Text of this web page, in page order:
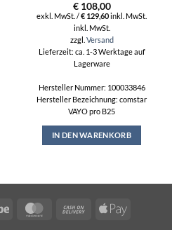
€108,00
exkl. MwSt. /€ 129,60inkl. MwSt.
inkl. MwSt.
zzgl. Versand
Lieferzeit: ca. 1-3 Werktage auf
Lagerware
Hersteller Nummer: 100033846
Hersteller Bezeichnung: comstar
VAYO pro B25
IN DEN WARENKORB
Stripe MasterCardCash
Apple